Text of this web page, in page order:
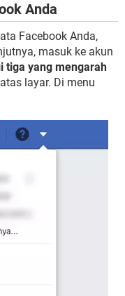
Anda
Facebook Anda,
masuk ke akun
tiga yang mengarah
layar. Di menu